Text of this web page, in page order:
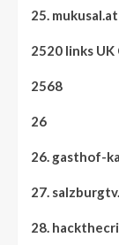
25. mukusal.at
2520 links UK
2568
26
26. gasthof-
27.
28.